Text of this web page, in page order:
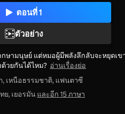
ตอนที่ 1
ตัวอย่าง
ษามนุษย์ แต่หมอผู้มีพลังลึกลับจะหยุดเ
วยกันได้ไหม? อ่านเรื่องย่อ
, เหนือธรรมชาติ, แฟนตาซี
ย, เยอรมัน และอีก 15 ภาษา